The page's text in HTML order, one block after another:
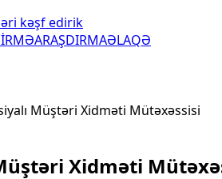
kəşf edirik
ARAŞDIRMAƏLAQƏ
Müştəri Xidməti Mütəxəssisi
Xidməti